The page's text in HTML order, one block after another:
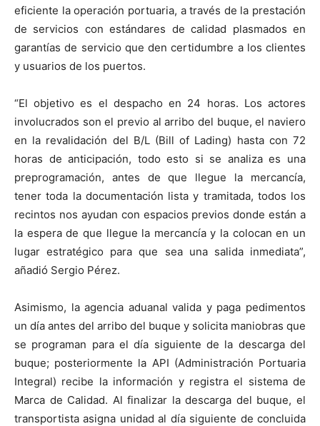
eficiente la operación portuaria, a través de la prestación
de servicios con estándares de calidad plasmados en
garantías de servicio que den certidumbre a los clientes
y usuarios de los puertos.
“El objetivo es el despacho en 24 horas. Los actores
involucrados son el previo al arribo del buque, el naviero
en la revalidación del B/L (Bill of Lading) hasta con 72
horas de anticipación, todo esto si se analiza es una
preprogramación, antes de que llegue la mercancía,
tener toda la documentación lista y tramitada, todos los
recintos nos ayudan con espacios previos donde están a
la espera de que llegue la mercancía y la colocan en un
lugar estratégico para que sea una salida inmediata”,
añadió Sergio Pérez.
Asimismo, la agencia aduanal valida y paga pedimentos
un día antes del arribo del buque y solicita maniobras que
se programan para el día siguiente de la descarga del
buque; posteriormente la API (Administración Portuaria
Integral) recibe la información y registra el sistema de
Marca de Calidad. Al finalizar la descarga del buque, el
transportista asigna unidad al día siguiente de concluida